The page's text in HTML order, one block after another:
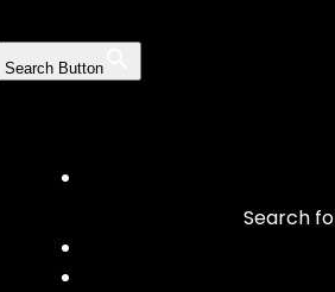
Search Button
Search